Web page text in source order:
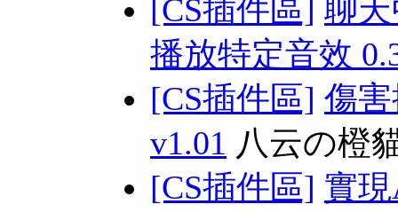
[CS插件區]
聊
播放特定音效
[CS插件區] 傷
v1.01 八云の橙
[CS插件區] 實